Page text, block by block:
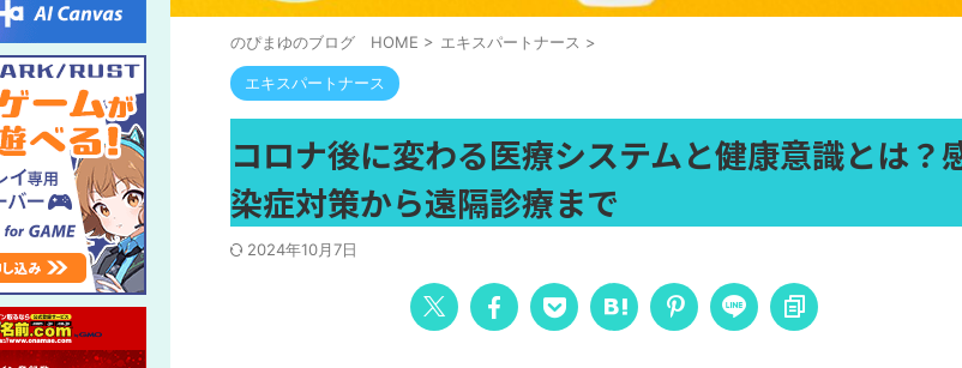
のぴまゆのブログ HOME > エキスパートナース >
エキスパートナース
コロナ後に変わる医療システムと健康意識とは？
染症対策から遠隔診療まで
2024年10月7日